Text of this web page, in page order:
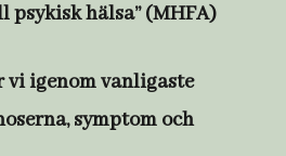
psykisk hälsa” (MHFA)
vi igenom vanligaste
symptom och